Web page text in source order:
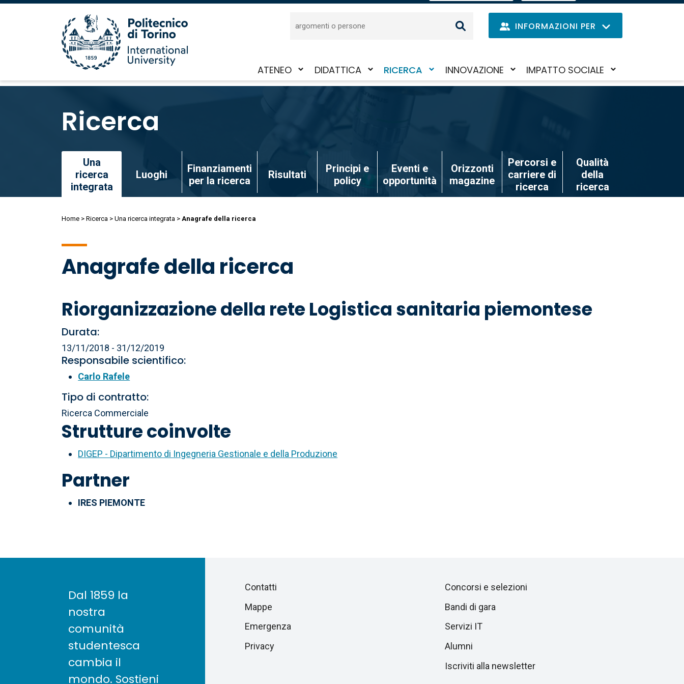
EN IL
DELLE
Salta
ATENEO
Attiva/disattiva
DIDATTICA
Attiva/disattiva
RICERCA
Attiva/disattiva
INNOVAZIONE
Attiva/disattiva
IMPATTO SOCIALE
Attiva/disattiva
INFORMAZIONI PER
Ricerca
contenuto
principale
Una
ricerca
integrata
Luoghi
Finanziamenti
per la ricerca
Risultati
Principi e
policy
Eventi e
opportunità
Orizzonti
magazine
Percorsi e
carriere di
ricerca
Qualità
della
ricerca
Briciole
di
pane
Home Ricerca Una ricerca integrata Anagrafe della ricerca
Anagrafe della ricerca
Riorganizzazione della rete Logistica sanitaria piemontese
Durata:
13/11/2018 - 31/12/2019
Responsabile scientifico:
Carlo Rafele
Tipo di contratto:
Ricerca Commerciale
Strutture coinvolte
DIGEP - Dipartimento di Ingegneria Gestionale e della Produzione
Partner
IRES PIEMONTE
Dal 1859 la
nostra
comunità
studentesca
cambia il
mondo. Sostieni
Salta
sezione
Piè
di
pagina
Contatti
Mappe
Emergenza
Privacy
Concorsi e selezioni
Bandi di gara
Servizi IT
Alumni
Iscriviti alla newsletter